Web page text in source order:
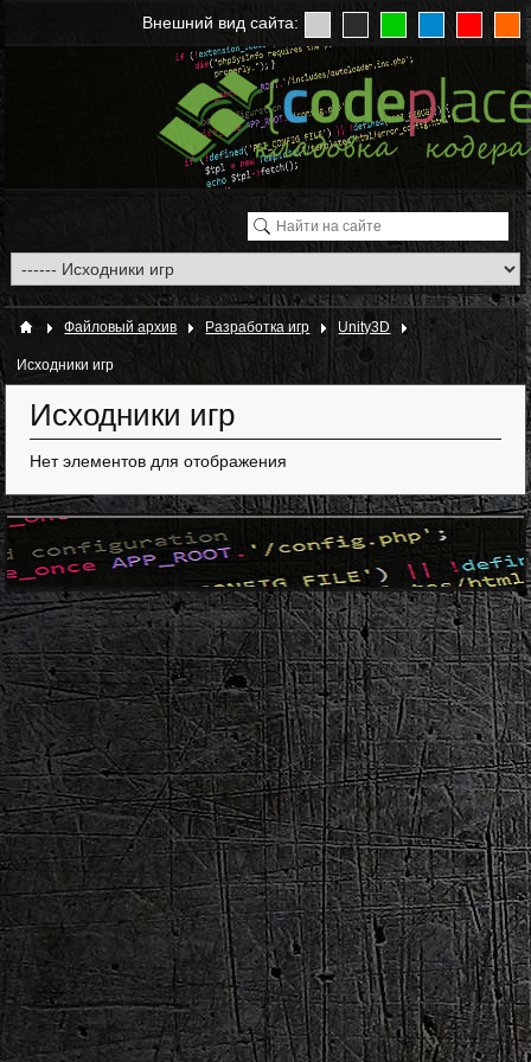
Внешний вид сайта:
Файловый архив Разработка игр Unity3D
Исходники игр
Исходники игр
Нет элементов для отображения